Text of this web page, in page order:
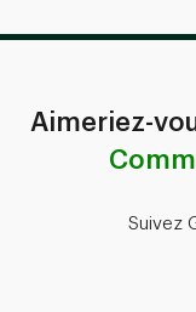
Aimeriez-
Suivez